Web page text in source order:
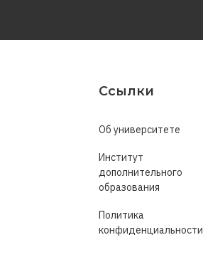
Ссылки
Об университете
Институт
дополнительного
образования
Политика
конфиденциальности